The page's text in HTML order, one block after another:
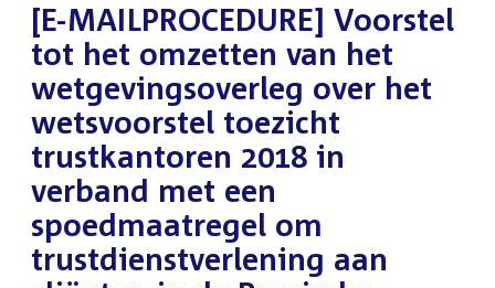
:[E-MAILPROCEDURE] Voorstel
tot het omzetten van het
wetgevingsoverleg over het
wetsvoorstel toezicht
trustkantoren 2018 in
verband met een
spoedmaatregel om
trustdienstverlening aan